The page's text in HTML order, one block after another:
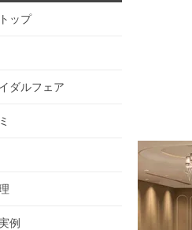
ップ
ダルフェア
例